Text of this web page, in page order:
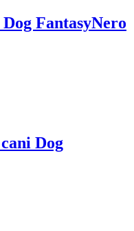
FantasyNero
Dog